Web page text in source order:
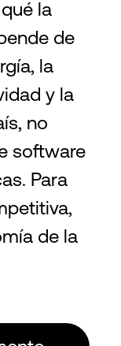
la
de
la
y la
no
software
Para
de la